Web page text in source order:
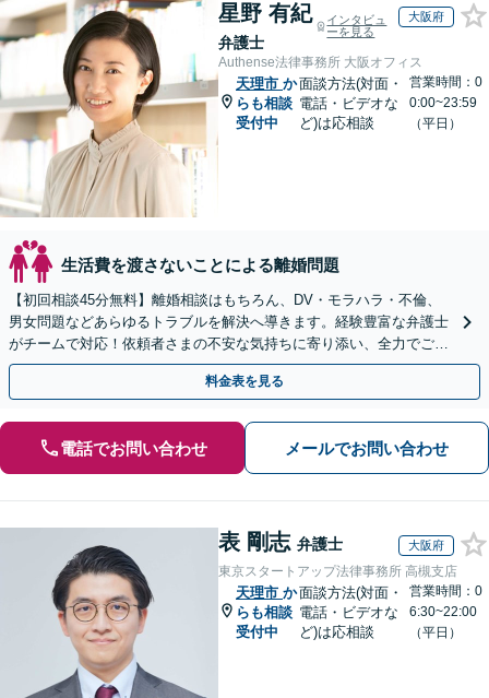
星野 有紀
弁護士
インタビュ
ーを見る
大阪府
Authense法律事務所 大阪オフィス
天理市 か
らも相談
受付中
面談方法(対面・
電話・ビデオな
ど)は応相談
営業時間：0
0:00~23:59
（平日）
生活費を渡さないことによる離婚問題
【初回相談45分無料】離婚相談はもちろん、DV・モラハラ・不倫、
男女問題などあらゆるトラブルを解決へ導きます。経験豊富な弁護士
がチームで対応！依頼者さまの不安な気持ちに寄り添い、全力でご支
援します。【子連れ相談可／完全個室】
料金表を見る
電話でお問い合わせ メールでお問い合わせ
表 剛志 弁護士 大阪府
東京スタートアップ法律事務所 高槻支店
天理市 か
らも相談
受付中
面談方法(対面・
電話・ビデオな
ど)は応相談
営業時間：0
6:30~22:00
（平日）